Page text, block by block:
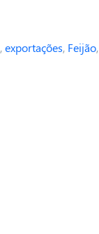
,exportações, Feijão,